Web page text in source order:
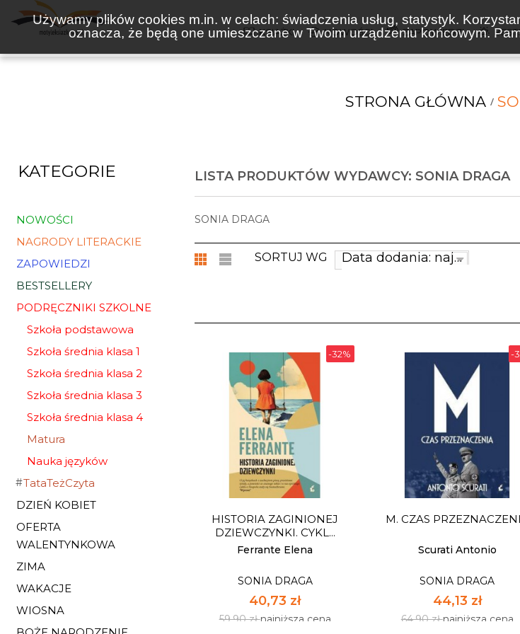
Używamy plików cookies m.in. w celach: świadczenia usług, statystyk.
oznacza, że będą one umieszczane w Twoim urządzeniu końcowym.
KSIĄŻKI NOWOŚCI ZAPOWIEDZI
STRONA GŁÓWNA
KATEGORIE
NOWOŚCI
NAGRODY LITERACKIE
ZAPOWIEDZI
BESTSELLERY
PODRĘCZNIKI SZKOLNE
Szkoła podstawowa
Szkoła średnia klasa 1
Szkoła średnia klasa 2
Szkoła średnia klasa 3
Szkoła średnia klasa 4
Matura
Nauka języków
TataTeżCzyta
DZIEŃ KOBIET
OFERTA
WALENTYNKOWA
ZIMA
WAKACJE
WIOSNA
LISTA PRODUKTÓW WYDAWCY: SONIA DRAGA
SONIA DRAGA
SORTUJ WG Data dodania: najnowsze
-32%
HISTORIA ZAGINIONEJ
DZIEWCZYNKI. CYKL...
Ferrante Elena
SONIA DRAGA
40,73 zł
59,90 złnajniższa cena
-
M. CZAS
Scurati Antonio
SONIA DRAGA
44,13 zł
64,90 złnajniższa cena